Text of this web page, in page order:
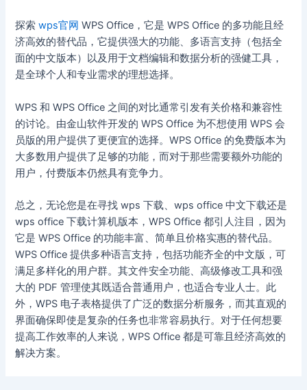
探索wps官网 WPS Office，它是 WPS Office 的多功能且经
济高效的替代品，它提供强大的功能、多语言支持（包括全
面的中文版本）以及用于文档编辑和数据分析的强健工具，
是全球个人和专业需求的理想选择。
WPS 和 WPS Office 之间的对比通常引发有关价格和兼容性
的讨论。由金山软件开发的 WPS Office 为不想使用 WPS 会
员版的用户提供了更便宜的选择。WPS Office 的免费版本为
大多数用户提供了足够的功能，而对于那些需要额外功能的
用户，付费版本仍然具有竞争力。
总之，无论您是在寻找 wps 下载、wps office 中文下载还是
wps office 下载计算机版本，WPS Office 都引人注目，因为
它是 WPS Office 的功能丰富、简单且价格实惠的替代品。
WPS Office 提供多种语言支持，包括功能齐全的中文版，可
满足多样化的用户群。其文件安全功能、高级修改工具和强
大的 PDF 管理使其既适合普通用户，也适合专业人士。此
外，WPS 电子表格提供了广泛的数据分析服务，而其直观的
界面确保即使是复杂的任务也非常容易执行。对于任何想要
提高工作效率的人来说，WPS Office 都是可靠且经济高效的
解决方案。